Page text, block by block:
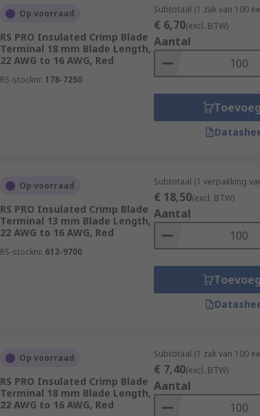
Op voorraad
RS PRO Insulated Crimp Blade
Terminal 18 mm Blade Length,
22 AWG to 16 AWG, Red
RS-stocknr. 178-7250
Subtotaal (1 zak van 100
€ 6,70(excl. BTW)
Aantal
Op voorraad
RS PRO Insulated Crimp Blade
Terminal 13 mm Blade Length,
22 AWG to 16 AWG, Red
RS-stocknr. 613-9700
Subtotaal (1 verpakking
€ 18,50(excl. BTW)
Aantal
Op voorraad
RS PRO Insulated Crimp Blade
Terminal 18 mm Blade Length,
22 AWG to 16 AWG, Red
Subtotaal (1 zak van 100
€ 7,40(excl. BTW)
Aantal